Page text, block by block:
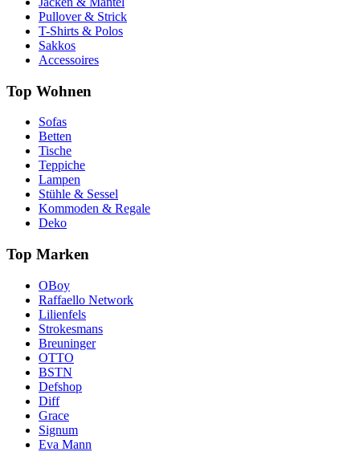
Pullover & Strick
T-Shirts & Polos
Sakkos
Accessoires
Top Wohnen
Sofas
Betten
Tische
Teppiche
Lampen
Stühle & Sessel
Kommoden & Regale
Deko
Top Marken
OBoy
Raffaello Network
Lilienfels
Strokesmans
Breuninger
OTTO
BSTN
Defshop
Diff
Grace
Signum
Eva Mann